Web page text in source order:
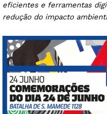
Institucional
Artigos
Edição Digital
eficientes e ferramentas
redução do impacto